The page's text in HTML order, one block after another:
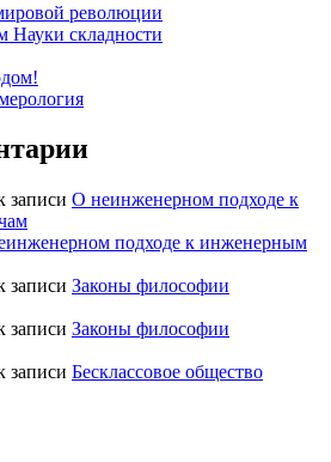
революции
Науки складности
записи О неинженерном подходе к
подходе к инженерным
записи Законы философии
записи Законы философии
записи Бесклассовое общество